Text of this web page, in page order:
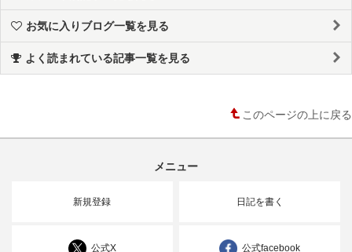
お気に入りブログ一覧を見る
よく読まれている記事一覧を見る
このページの上に戻る
メニュー
新規登録 日記を書く
公式X 公式facebook